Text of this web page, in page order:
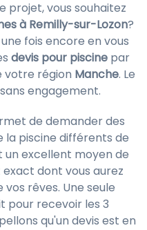
vous souhaitez
à Remilly-sur-Lozon?
fois encore en vous
devis pour piscinepar
votre région Manche. Le
engagement.
de demander des
la piscine différents de
un excellent moyen de
dont vous aurez
rêves. Une seule
pour recevoir les 3
qu'un devis est en